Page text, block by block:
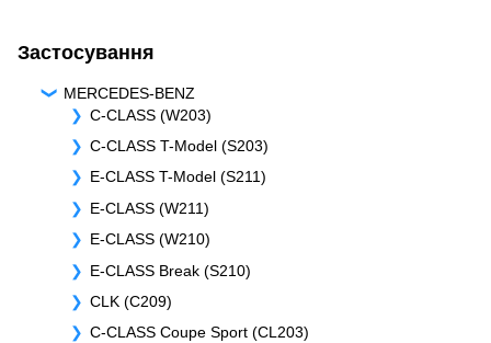
Застосування
MERCEDES-BENZ
C-CLASS (W203)
C-CLASS T-Model (S203)
E-CLASS T-Model (S211)
E-CLASS (W211)
E-CLASS (W210)
E-CLASS Break (S210)
CLK (C209)
C-CLASS Coupe Sport (CL203)